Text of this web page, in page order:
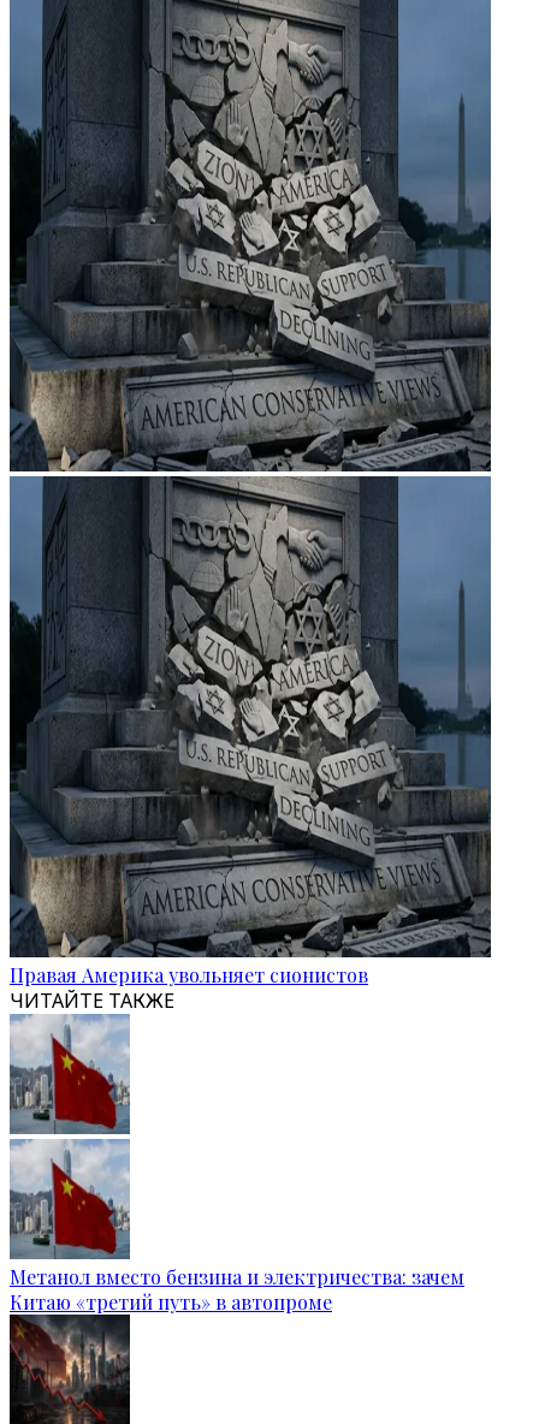
Правая Америка увольняет сионистов
ЧИТАЙТЕ ТАКЖЕ
Метанол вместо бензина и электричества: зачем
Китаю «третий путь» в автопроме